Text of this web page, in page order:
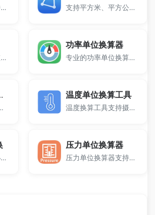
体积单位换算器支持立方米、升、毫升、加仑、立方英尺、液量盎司等多种体积单位在线换算。 支持平方米、平方公里、亩、英亩、平方英尺等多种单位互相转换。
长度单位换算工具支持米、公里、厘米、毫米、英尺、英寸等多种单位互相转换，输入数值即可自动计算，适用于学习、工程及日常使用。
功率单位换算器
专业的功率单位换算工具，支持瓦特（W）、千瓦（kW）、马力（HP/PS）、焦耳/秒、英热单位、牛顿·米/秒等功率单位在线换算。
互转
行时间格式互转，内置各语言时间戳代码参考，便于复制使用。
温度单位换算工具
温度换算工具支持摄氏度、华氏度、开尔文等多种温度单位互相转换，输入数值即可自动计算，适用于学习、科研及日常使用。
一款任意进制转换小工具。
压力单位换算器
压力单位换算器支持在线转换 bar、Pa、kPa、MPa、psi、atm、mmHg、kgf/cm² 等多种压力单位。